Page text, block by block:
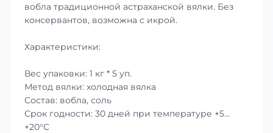
вобла традиционной астраханской вялки. Без
консервантов, возможна с икрой.
Характеристики:
Вес упаковки: 1 кг * 5 уп.
Метод вялки: холодная вялка
Состав: вобла, соль
Срок годности: 30 дней при температуре +5…
+20°C